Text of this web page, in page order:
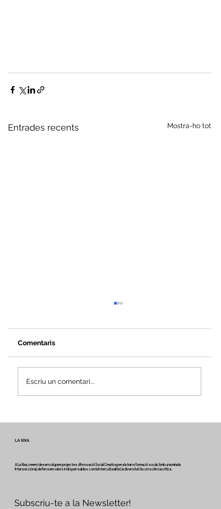
Entrades recents Mostra-ho tot
Comentaris
Escriu un comentari...
LA XIXA
A La Xixa, creem i desenvolupem projectes d'Innovació Social Creativa per a la transformació social. Amb una mirada
Interseccional, defensem valors indispensables com la Interculturalitat, la diversitat i la consciència crítica.
Subscriu-te a la Newsletter!